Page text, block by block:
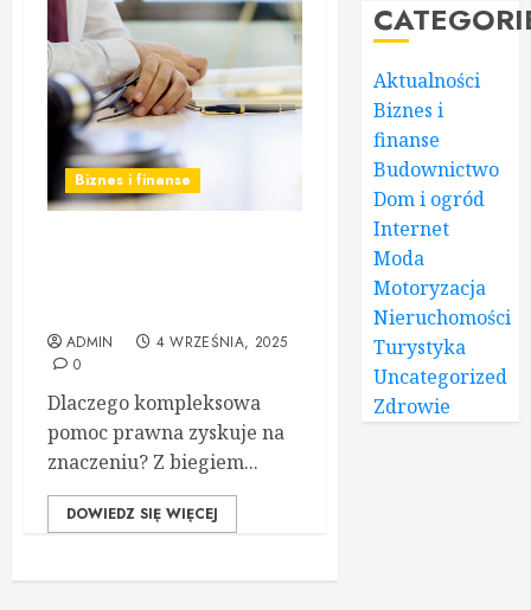
Biznes i finanse
ADMIN
4 WRZEŚNIA, 2025
0
Dlaczego kompleksowa
pomoc prawna zyskuje na
znaczeniu? Z biegiem...
DOWIEDZ SIĘ WIĘCEJ
Aktualności
Biznes i
finanse
Budownictwo
Dom i ogród
Internet
Moda
Motoryzacja
Nieruchomości
Turystyka
Uncategorized
Zdrowie